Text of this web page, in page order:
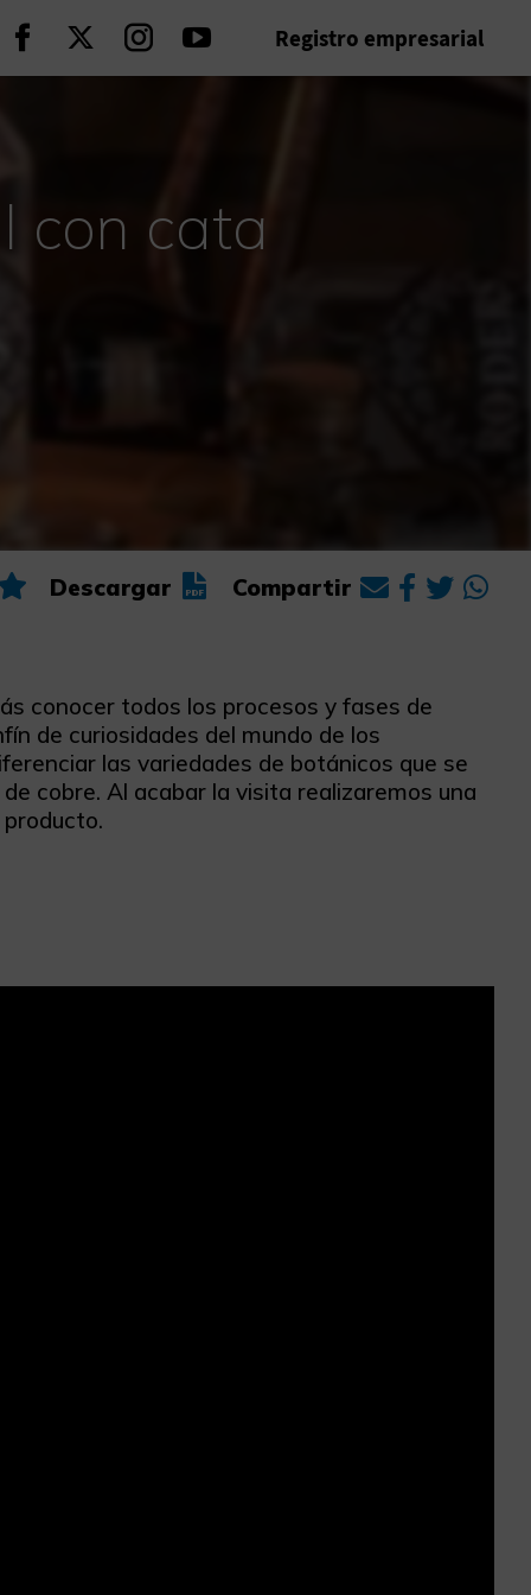
Seguir en Facebook
Seguir en Twitter
Seguir en Instagram
Seguir en Youtube
Registro empresarial
con cata
Descargar Compartir
conocer todos los procesos y fases de
de curiosidades del mundo de los
las variedades de botánicos que se
cobre. Al acabar la visita realizaremos una